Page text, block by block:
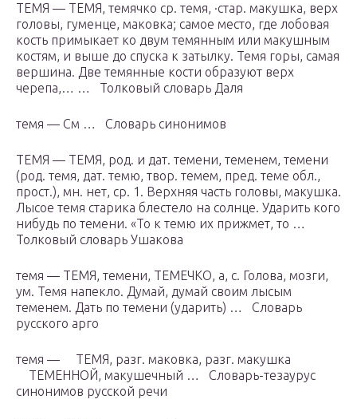
ТЕМЯ — ТЕМЯ, темячко ср. темя, ·стар. макушка, верх
головы, гуменце, маковка; самое место, где лобовая
кость примыкает ко двум темянным или макушным
костям, и выше до спуска к затылку. Темя горы, самая
вершина. Две темянные кости образуют верх
черепа,… … Толковый словарь Даля
темя — См … Словарь синонимов
ТЕМЯ — ТЕМЯ, род. и дат. темени, теменем, темени
(род. темя, дат. темю, твор. темем, пред. теме обл.,
прост.), мн. нет, ср. 1. Верхняя часть головы, макушка.
Лысое темя старика блестело на солнце. Ударить кого
нибудь по темени. «То к темю их прижмет, то …
Толковый словарь Ушакова
темя — ТЕМЯ, темени, ТЕМЕЧКО, а, с. Голова, мозги,
ум. Темя напекло. Думай, думай своим лысым
теменем. Дать по темени (ударить) … Словарь
русского арго
темя — ТЕМЯ, разг. маковка, разг. макушка
ТЕМЕННОЙ, макушечный … Словарь-тезаурус
синонимов русской речи